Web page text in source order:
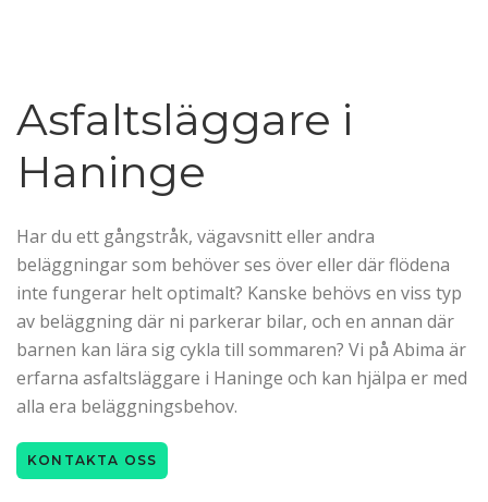
Asfaltsläggare i
Haninge
Har du ett gångstråk, vägavsnitt eller andra
beläggningar som behöver ses över eller där flödena
inte fungerar helt optimalt? Kanske behövs en viss typ
av beläggning där ni parkerar bilar, och en annan där
barnen kan lära sig cykla till sommaren? Vi på Abima är
erfarna asfaltsläggare i Haninge och kan hjälpa er med
alla era beläggningsbehov.
KONTAKTA OSS